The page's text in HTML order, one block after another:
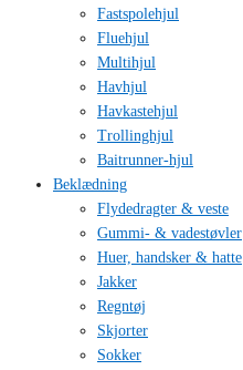
Fastspolehjul
Fluehjul
Multihjul
Havhjul
Havkastehjul
Trollinghjul
Baitrunner-hjul
Beklædning
Flydedragter & veste
Gummi- & vadestøvler
Huer, handsker & hatte
Jakker
Regntøj
Skjorter
Sokker